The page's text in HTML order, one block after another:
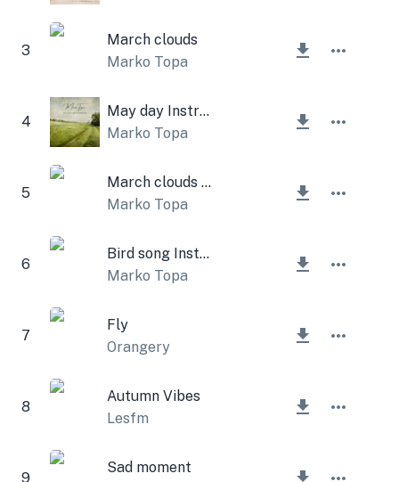
3
March clouds
Marko Topa
4
May day Instrumental
Marko Topa
5
March clouds Instrumental
Marko Topa
6
Bird song Instrumental
Marko Topa
7
Fly
Orangery
8
Autumn Vibes
Lesfm
9
Sad moment